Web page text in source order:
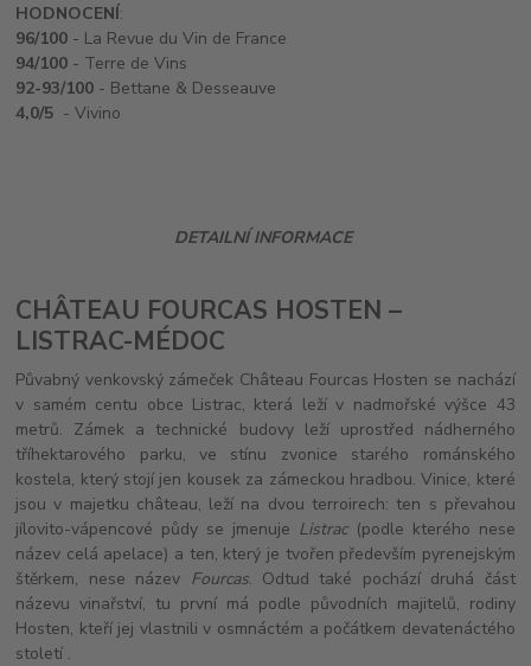
HODNOCENÍ:
96/100 - La Revue du Vin de France
94/100 - Terre de Vins
92-93/100 - Bettane & Desseauve
4,0/5 - Vivino
DETAILNÍ INFORMACE
CHÂTEAU FOURCAS HOSTEN –
LISTRAC-MÉDOC
Půvabný venkovský zámeček Château Fourcas Hosten se nachází
v samém centu obce Listrac, která leží v nadmořské výšce 43
metrů. Zámek a technické budovy leží uprostřed nádherného
tříhektarového parku, ve stínu zvonice starého románského
kostela, který stojí jen kousek za zámeckou hradbou. Vinice, které
jsou v majetku château, leží na dvou terroirech: ten s převahou
jílovito-vápencové půdy se jmenuje Listrac(podle kterého nese
název celá apelace) a ten, který je tvořen především pyrenejským
štěrkem, nese název Fourcas. Odtud také pochází druhá část
názevu vinařství, tu první má podle původních majitelů, rodiny
Hosten, kteří jej vlastnili v osmnáctém a počátkem devatenáctého
století .